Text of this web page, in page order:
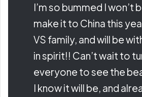
I’m so bummed I won’t
make it to China this
VS family, and will be
in spirit!! Can’t wait to
everyone to see the
I know it will be, and